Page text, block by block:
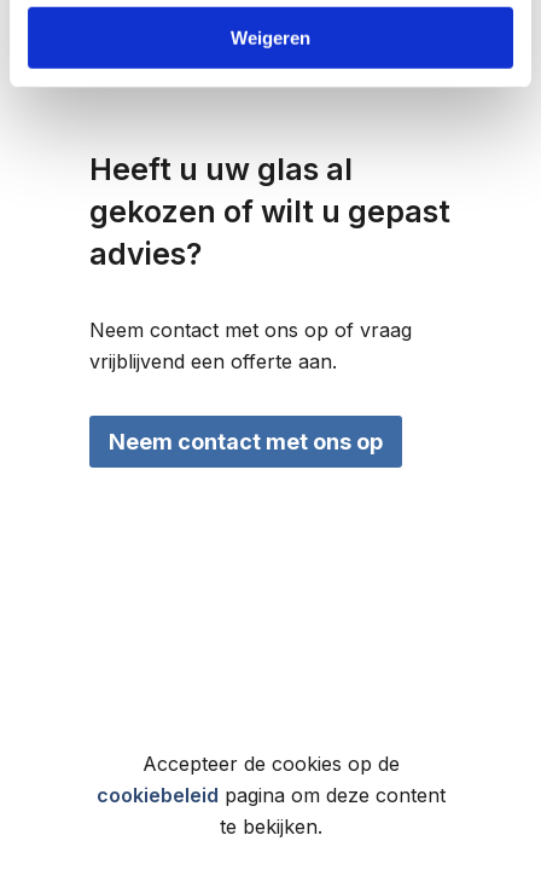
Weigeren
Heeft u uw glas al
gekozen of wilt u gepast
advies?
Neem contact met ons op of vraag
vrijblijvend een offerte aan.
Neem contact met ons op
Accepteer de cookies op de
cookiebeleid pagina om deze content
te bekijken.